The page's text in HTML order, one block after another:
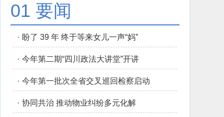
01 要闻
· 盼了 39 年 终于等来女儿一声“妈”
· 今年第二期“四川政法大讲堂”开讲
· 今年第一批次全省交叉巡回检察启动
· 协同共治 推动物业纠纷多元化解